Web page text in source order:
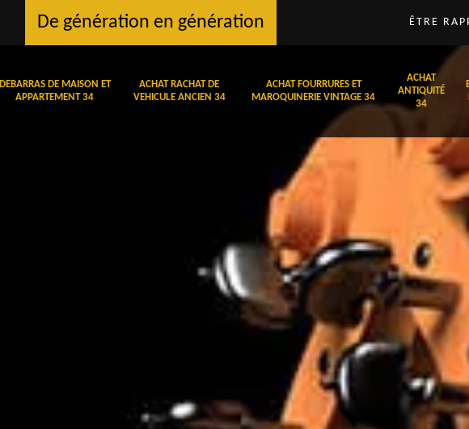
De génération en génération ÊTRE
DEBARRAS DE MAISON ET
APPARTEMENT 34
ACHAT RACHAT DE
VEHICULE ANCIEN 34
ACHAT FOURRURES ET
MAROQUINERIE VINTAGE 34
ACHAT
ANTIQUITÉ
34